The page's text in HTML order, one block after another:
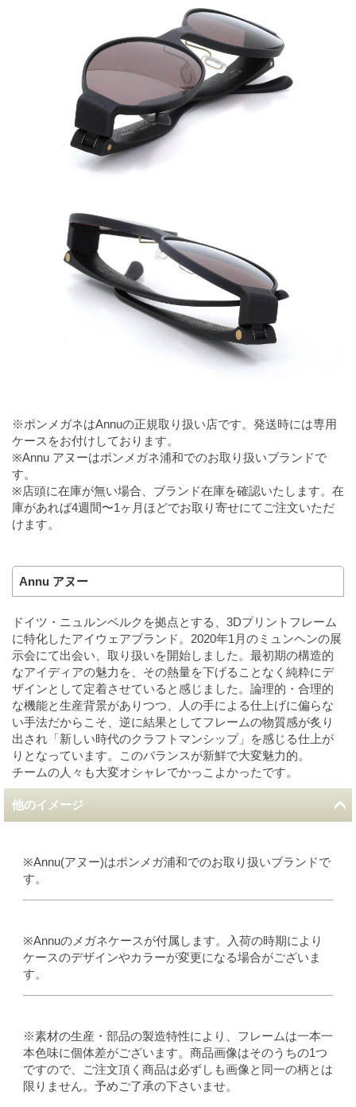
※ポンメガネはAnnuの正規取り扱い店です。発送時には専用
ケースをお付けしております。
※Annu アヌーはポンメガネ浦和でのお取り扱いブランドで
す。
※店頭に在庫が無い場合、ブランド在庫を確認いたします。在
庫があれば4週間〜1ヶ月ほどでお取り寄せにてご注文いただ
けます。
Annu アヌー
ドイツ・ニュルンベルクを拠点とする、3Dプリントフレーム
に特化したアイウェアブランド。2020年1月のミュンヘンの展
示会にて出会い、取り扱いを開始しました。最初期の構造的
なアイディアの魅力を、その熱量を下げることなく純粋にデ
ザインとして定着させていると感じました。論理的・合理的
な機能と生産背景がありつつ、人の手による仕上げに偏らな
い手法だからこそ、逆に結果としてフレームの物質感が炙り
出され「新しい時代のクラフトマンシップ」を感じる仕上が
りとなっています。このバランスが新鮮で大変魅力的。
チームの人々も大変オシャレでかっこよかったです。
他のイメージ
※Annu(アヌー)はポンメガ浦和でのお取り扱いブランドで
す。
※Annuのメガネケースが付属します。入荷の時期により
ケースのデザインやカラーが変更になる場合がございま
す。
※素材の生産・部品の製造特性により、フレームは一本一
本色味に個体差がございます。商品画像はそのうちの1つ
ですので、ご注文頂く商品は必ずしも画像と同一の柄とは
限りません。予めご了承の下さいませ。